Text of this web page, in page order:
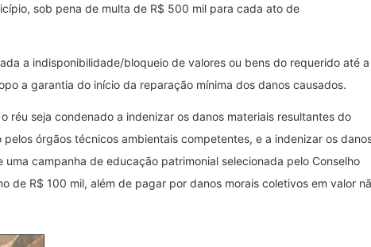
sob pena de multa de R$ 500 mil para cada ato de
a indisponibilidade/bloqueio de valores ou bens do requerido até a
a garantia do início da reparação mínima dos danos causados.
réu seja condenado a indenizar os danos materiais resultantes do
órgãos técnicos ambientais competentes, e a indenizar os
campanha de educação patrimonial selecionada pelo Conselho
de R$ 100 mil, além de pagar por danos morais coletivos em valor